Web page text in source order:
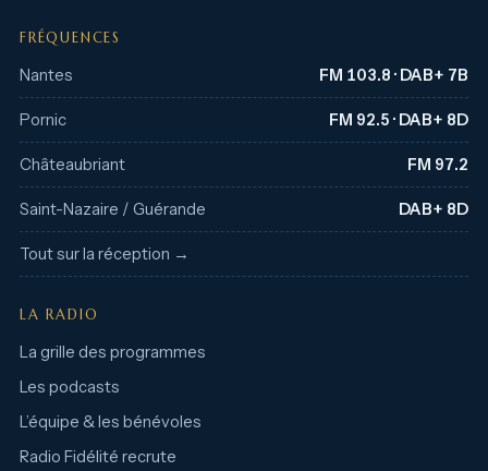
FRÉQUENCES
Nantes FM 103.8 · DAB+ 7B
Pornic FM 92.5 · DAB+ 8D
Châteaubriant FM 97.2
Saint-Nazaire / Guérande DAB+ 8D
Tout sur la réception →
LA RADIO
La grille des programmes
Les podcasts
L’équipe & les bénévoles
Radio Fidélité recrute